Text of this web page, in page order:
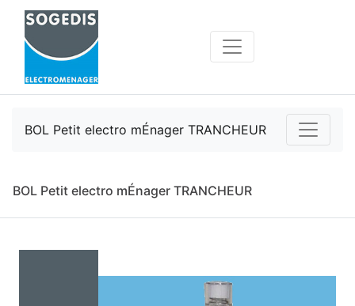
BOL Petit electro mÉnager TRANCHEUR
BOL Petit electro mÉnager TRANCHEUR